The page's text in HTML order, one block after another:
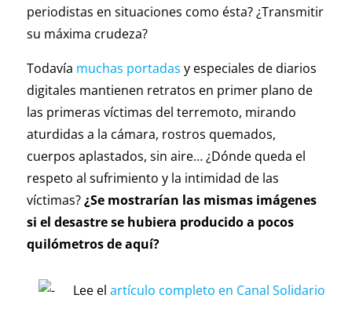
periodistas en situaciones como ésta? ¿Transmitir
su máxima crudeza?
Todavía muchas portadas y especiales de diarios
digitales mantienen retratos en primer plano de
las primeras víctimas del terremoto, mirando
aturdidas a la cámara, rostros quemados,
cuerpos aplastados, sin aire… ¿Dónde queda el
respeto al sufrimiento y la intimidad de las
víctimas?¿Se mostrarían las mismas imágenes
si el desastre se hubiera producido a pocos
quilómetros de aquí?
Lee el artículo completo en Canal Solidario